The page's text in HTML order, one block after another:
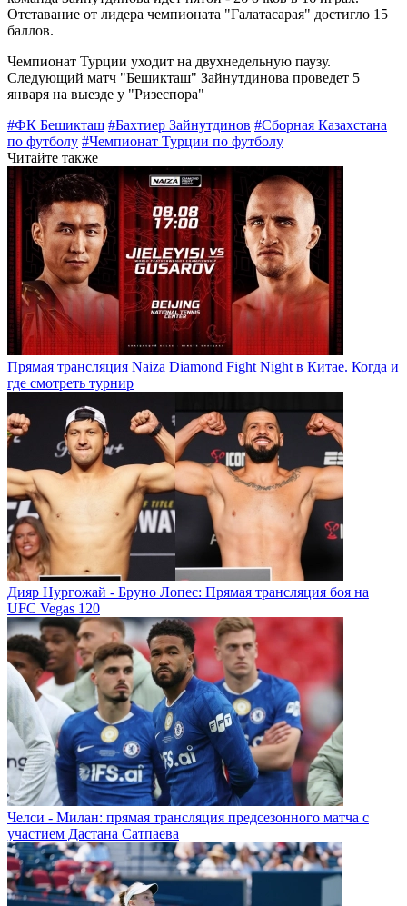
Отставание от лидера чемпионата "Галатасарая" достигло 15
баллов.
Чемпионат Турции уходит на двухнедельную паузу.
Следующий матч "Бешикташ" Зайнутдинова проведет 5
января на выезде у "Ризеспора"
#ФК Бешикташ #Бахтиер Зайнутдинов #Сборная Казахстана
по футболу #Чемпионат Турции по футболу
Читайте также
Прямая трансляция Naiza Diamond Fight Night в Китае. Когда и
где смотреть турнир
Дияр Нургожай - Бруно Лопес: Прямая трансляция боя на
UFC Vegas 120
Челси - Милан: прямая трансляция предсезонного матча с
участием Дастана Сатпаева